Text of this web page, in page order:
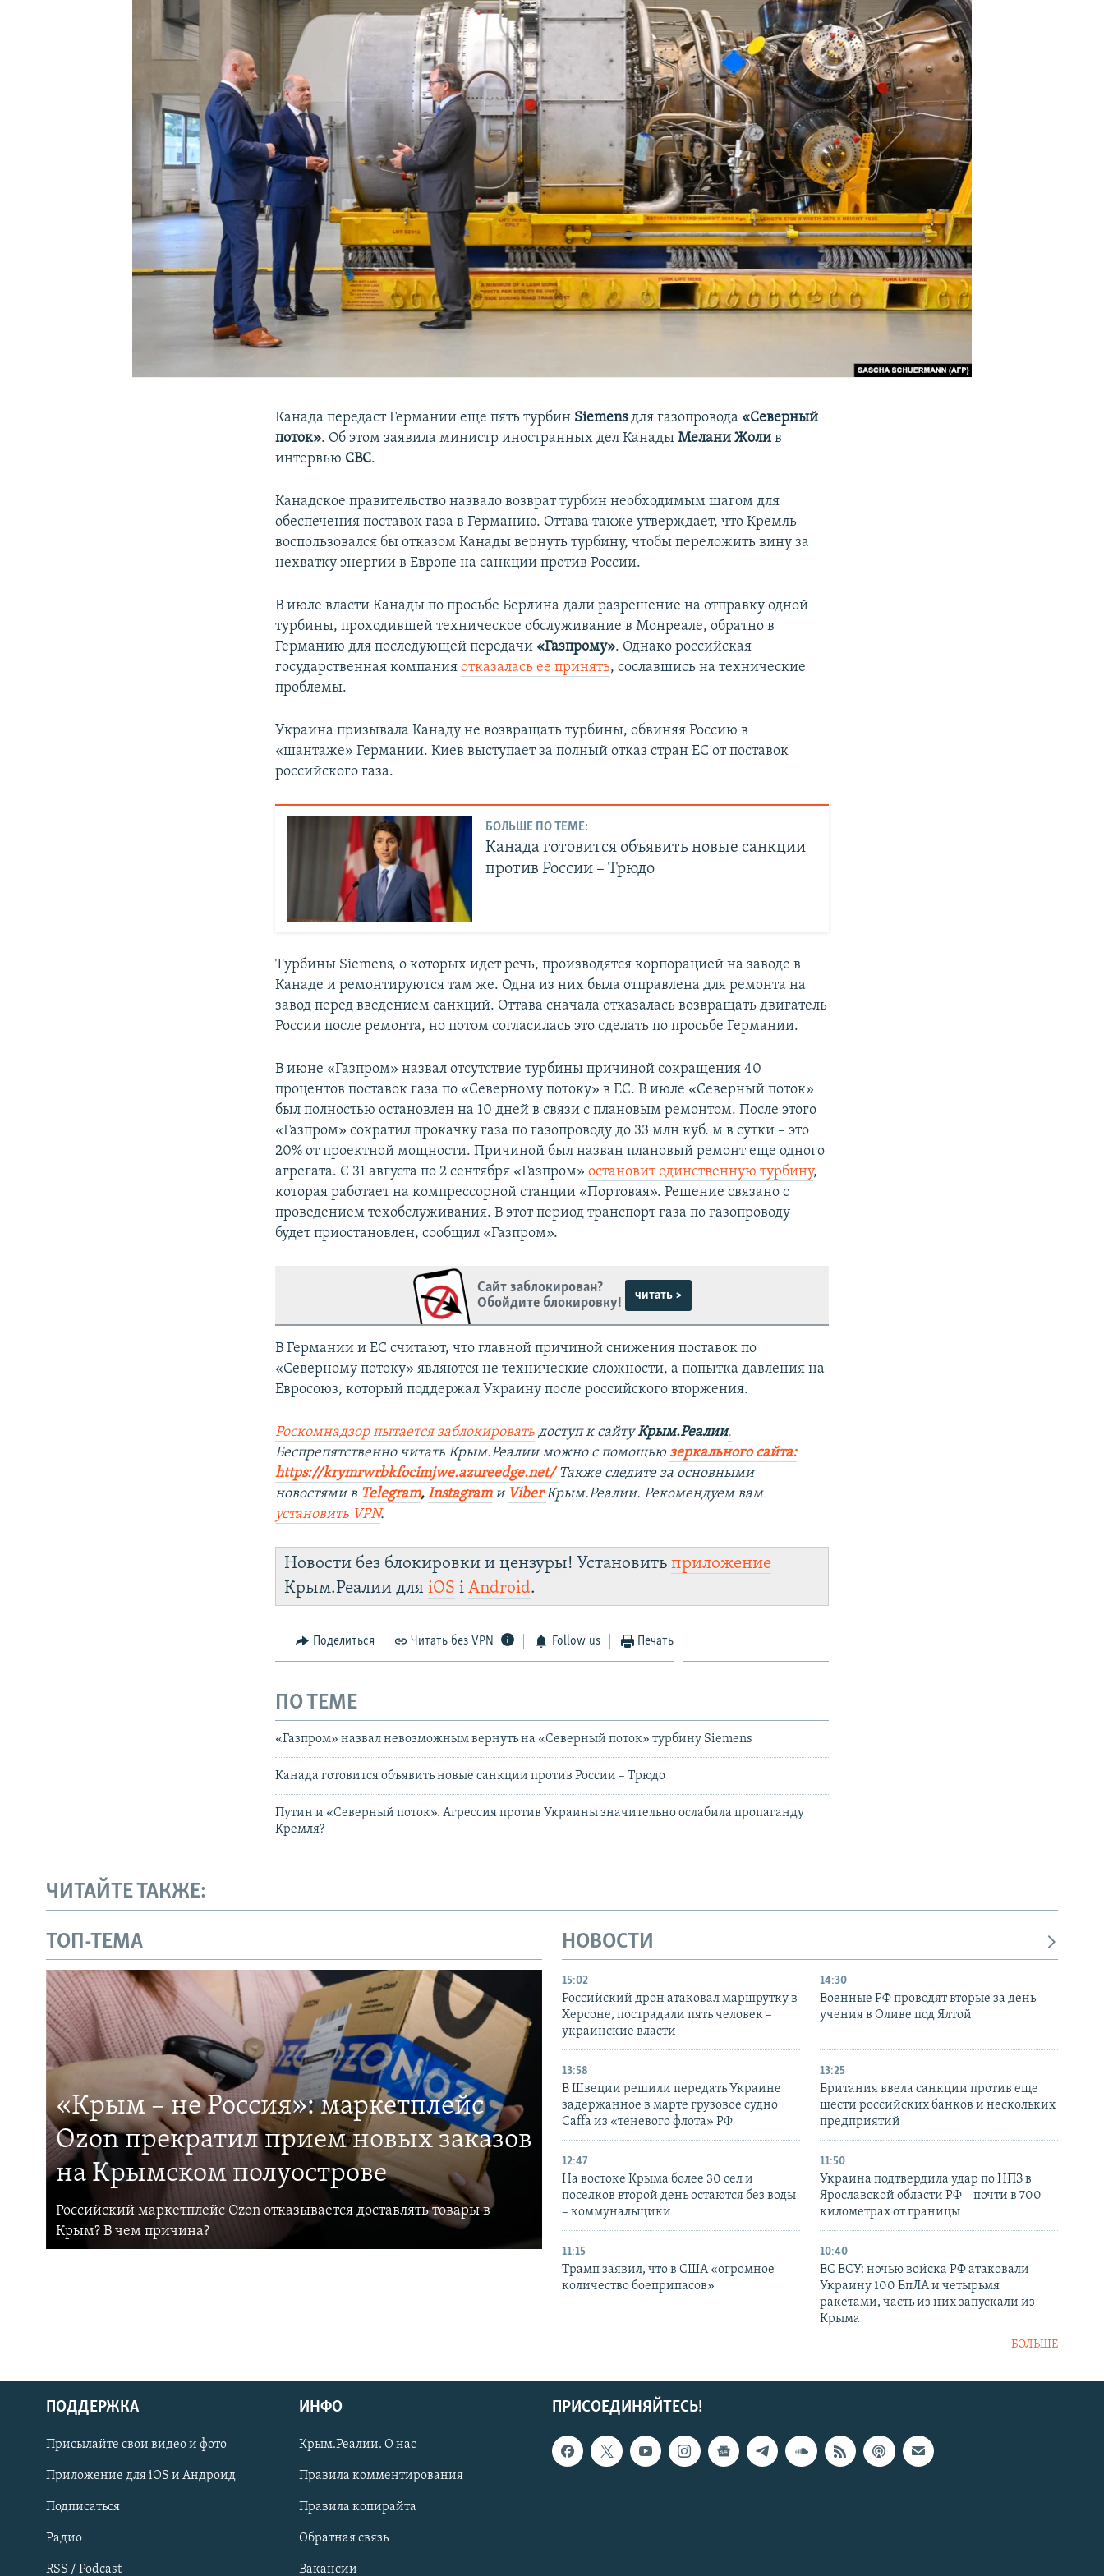
УКРАИНСКАЯ ПРОБЛЕМА КРЫМА
Українською
Qırımtatar
ПРИСОЕДИНЯЙТЕСЬ!
Канада передаст Германии еще пять турбин Siemensдля газопровода «Северный
поток». Об этом заявила министр иностранных дел КанадыМелани Жоли в
интервью CBC.
Канадское правительство назвало возврат турбин необходимым шагом для
обеспечения поставок газа в Германию. Оттава также утверждает, что Кремль
воспользовался бы отказом Канады вернуть турбину, чтобы переложить вину за
нехватку энергии в Европе на санкции против России.
В июле власти Канады по просьбе Берлина дали разрешение на отправку одной
турбины, проходившей техническое обслуживание в Монреале, обратно в
Германию для последующей передачи «Газпрому». Однако российская
государственная компанияотказалась ее принять, сославшись на технические
проблемы.
Украина призывала Канаду не возвращать турбины, обвиняя Россию в
«шантаже» Германии. Киев выступает за полный отказ стран ЕС от поставок
российского газа.
БОЛЬШЕ ПО ТЕМЕ:
Канада готовится объявить новые санкции
против России – Трюдо
Турбины Siemens, о которых идет речь, производятся корпорацией на заводе в
Канаде и ремонтируются там же. Одна из них была отправлена для ремонта на
завод перед введением санкций. Оттава сначала отказалась возвращать двигатель
России после ремонта, но потом согласилась это сделать по просьбе Германии.
В июне «Газпром» назвал отсутствие турбины причиной сокращения 40
процентов поставок газа по «Северному потоку» в ЕС. В июле «Северный поток»
был полностью остановлен на 10 дней в связи с плановым ремонтом. После этого
«Газпром» сократил прокачку газа по газопроводу до 33 млн куб. м в сутки – это
20% от проектной мощности. Причиной был назван плановый ремонт еще одного
агрегата. С 31 августа по 2 сентября «Газпром»остановит единственную турбину,
которая работает на компрессорной станции «Портовая». Решение связано с
проведением техобслуживания. В этот период транспорт газа по газопроводу
будет приостановлен, сообщил «Газпром».
Сайт заблокирован?
Обойдите блокировку!
читать >
В Германии и ЕС считают, что главной причиной снижения поставок по
«Северному потоку» являются не технические сложности, а попытка давления на
Евросоюз, который поддержал Украину после российского вторжения.
Роскомнадзор пытается заблокировать доступ к сайтуКрым.Реалии.
Беспрепятственно читать Крым.Реалии можно с помощьюзеркального сайта:
https://krymrwrbkfocimjwe.azureedge.net/ Также следите за основными
новостями в Telegram, Instagram и ViberКрым.Реалии. Рекомендуем вам
установить VPN.
Новости без блокировки и цензуры! Установитьприложение
Крым.Реалии дляiOS іAndroid.
Поделиться Читать без VPN Follow us Печать
ПО ТЕМЕ
«Газпром» назвал невозможным вернуть на «Северный поток» турбину Siemens
Канада готовится объявить новые санкции против России – Трюдо
Путин и «Северный поток». Агрессия против Украины значительно ослабила пропаганду
Кремля?
ЧИТАЙТЕ ТАКЖЕ:
ТОП-ТЕМА
«Крым – не Россия»: маркетплейс
Ozon прекратил прием новых заказов
на Крымском полуострове
Российский маркетплейс Ozon отказывается доставлять товары в
Крым? В чем причина?
НОВОСТИ
15:02
Российский дрон атаковал маршрутку в
Херсоне, пострадали пять человек –
украинские власти
14:30
Военные РФ проводят вторые за день
учения в Оливе под Ялтой
13:58
В Швеции решили передать Украине
задержанное в марте грузовое судно
Caffa из «теневого флота» РФ
13:25
Британия ввела санкции против еще
шести российских банков и нескольких
предприятий
12:47
На востоке Крыма более 30 сел и
поселков второй день остаются без воды
– коммунальщики
11:50
Украина подтвердила удар по НПЗ в
Ярославской области РФ – почти в 700
километрах от границы
11:15
Трамп заявил, что в США «огромное
количество боеприпасов»
10:40
ВС ВСУ: ночью войска РФ атаковали
Украину 100 БпЛА и четырьмя
ракетами, часть из них запускали из
Крыма
БОЛЬШЕ
ПРИСОЕДИНЯЙТЕСЬ!
ПОДДЕРЖКА
Присылайте свои видео и фото
Приложение для iOS и Андроид
Подписаться
Радио
RSS / Podcast
ИНФО
Крым.Реалии. О нас
Правила комментирования
Правила копирайта
Обратная связь
Вакансии